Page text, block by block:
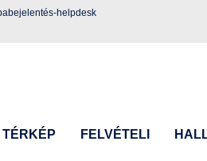
helpdesk
FELVÉTELI